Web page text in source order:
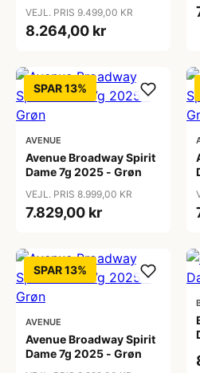
VEJL. PRIS 9.499,00 KR
8.264,00 kr
SPAR 13%
AVENUE
Avenue Broadway Spirit
Dame 7g 2025 - Grøn
VEJL. PRIS 8.999,00 KR
7.829,00 kr
SPAR 13%
AVENUE
Avenue Broadway Spirit
Dame 7g 2025 - Grøn